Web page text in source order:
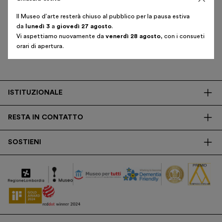
Area riservata
Shop
ISTITUZIONALE
Trasparenza
Ricerca
RESTA IN CONTATTO
SOSTIENI
Corporate
Donazioni
5x1000
Il Museo d’arte resterà chiuso al pubblico per la pausa estiva
da
lunedì 3 a giovedì 27 agosto.
Vi aspettiamo nuovamente da venerdì 28 agosto, con i consueti
orari di apertura.